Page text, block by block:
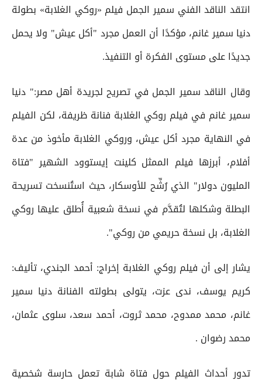
انتقد الناقد الفني سمير الجمل فيلم «روكي الغلابة» بطولة
دنيا سمير غانم، مؤكدًا أن العمل مجرد "أكل عيش" ولا يحمل
جديدًا على مستوى الفكرة أو التنفيذ.
وقال الناقد سمير الجمل في تصريح لجريدة أهل مصر:" دنيا
سمير غانم في فيلم روكي الغلابة فنانة ظريفة، لكن الفيلم
في النهاية مجرد أكل عيش، وروكي الغلابة مأخوذ من عدة
أفلام، أبرزها فيلم الممثل كلينت إيستوود الشهير "فتاة
المليون دولار" الذي رُشِّح للأوسكار، حيث استُنسخت تسريحة
البطلة وشكلها لتُقدَّم في نسخة شعبية أُطلق عليها روكي
الغلابة، بل نسخة حريمي من روكي".
يشار إلى أن فيلم روكي الغلابة ﺇﺧﺮاﺝ: أحمد الجندي، ﺗﺄﻟﻴﻒ:
كريم يوسف، ندى عزت، يتولى بطولته الفنانة دنيا سمير
غانم، محمد ممدوح، محمد ثروت، أحمد سعد، سلوى عثمان،
محمد رضوان .
تدور أحداث الفيلم حول فتاة شابة تعمل حارسة شخصية